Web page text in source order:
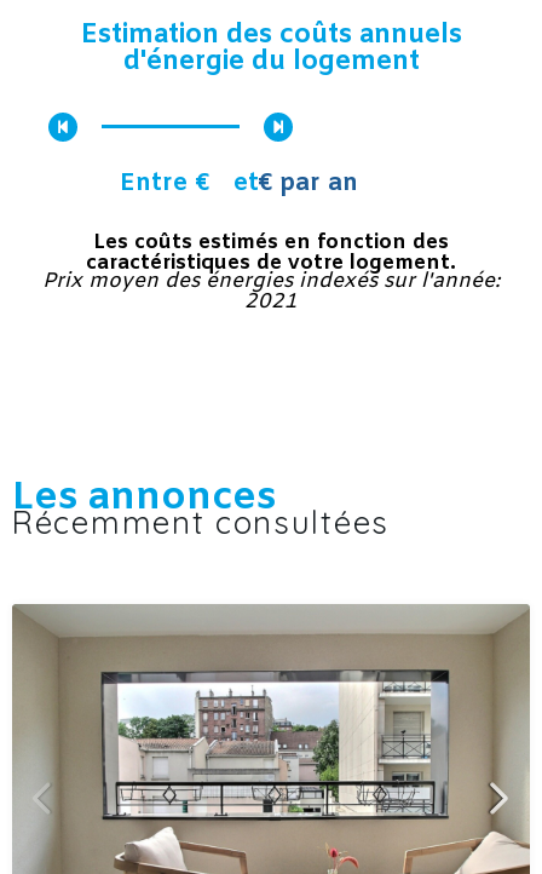
Estimation des coûts annuels
d'énergie du logement
Entre € et€ par an
Les coûts estimés en fonction des
caractéristiques de votre logement.
Prix moyen des énergies indexés sur l'année:
2021
Les annonces
Récemment consultées